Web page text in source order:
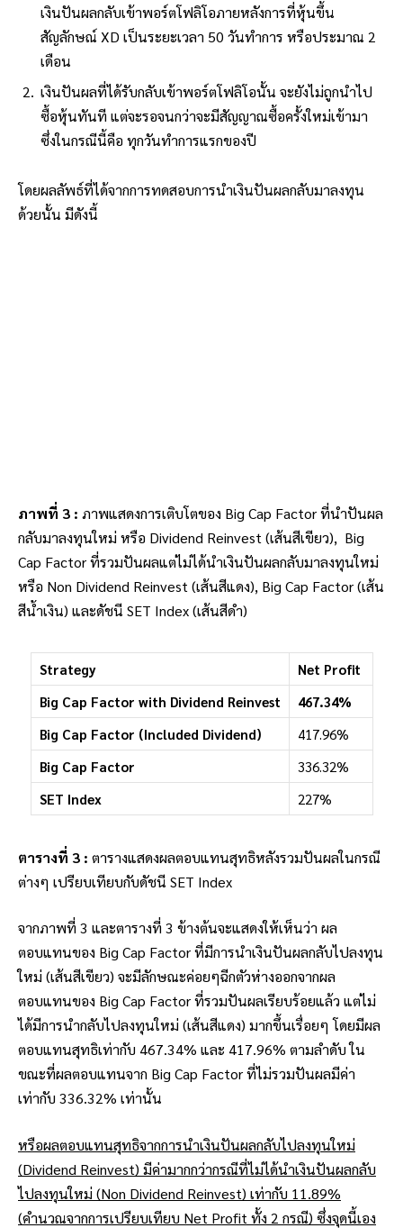
เงินปันผลกลับเข้าพอร์ตโฟลิโอภายหลังการที่หุ้นขึ้น
สัญลักษณ์ XD เป็นระยะเวลา 50 วันทำการ หรือประมาณ 2
เดือน
เงินปันผลที่ได้รับกลับเข้าพอร์ตโฟลิโอนั้น จะยังไม่ถูกนำไป
ซื้อหุ้นทันที แต่จะรอจนกว่าจะมีสัญญาณซื้อครั้งใหม่เข้ามา
ซึ่งในกรณีนี้คือ ทุกวันทำการแรกของปี
โดยผลลัพธ์ที่ได้จากการทดสอบการนำเงินปันผลกลับมาลงทุน
ด้วยนั้น มีดังนี้
ภาพที่ 3 : ภาพแสดงการเติบโตของ Big Cap Factor ที่นำปันผล
กลับมาลงทุนใหม่ หรือ Dividend Reinvest (เส้นสีเขียว), Big
Cap Factor ที่รวมปันผลแต่ไม่ได้นำเงินปันผลกลับมาลงทุนใหม่
หรือ Non Dividend Reinvest (เส้นสีแดง), Big Cap Factor (เส้น
สีน้ำเงิน) และดัชนี SET Index (เส้นสีดำ)
Strategy
Net Profit
Big Cap Factor with Dividend Reinvest
467.34%
Big Cap Factor (Included Dividend)
417.96%
Big Cap Factor
336.32%
SET Index
227%
ตารางที่ 3 : ตารางแสดงผลตอบแทนสุทธิหลังรวมปันผลในกรณี
ต่างๆ เปรียบเทียบกับดัชนี SET Index
จากภาพที่ 3 และตารางที่ 3 ข้างต้นจะแสดงให้เห็นว่า ผล
ตอบแทนของ Big Cap Factor ที่มีการนำเงินปันผลกลับไปลงทุน
ใหม่ (เส้นสีเขียว) จะมีลักษณะค่อยๆฉีกตัวห่างออกจากผล
ตอบแทนของ Big Cap Factor ที่รวมปันผลเรียบร้อยแล้ว แต่ไม่
ได้มีการนำกลับไปลงทุนใหม่ (เส้นสีแดง) มากขึ้นเรื่อยๆ โดยมีผล
ตอบแทนสุทธิเท่ากับ 467.34% และ 417.96% ตามลำดับ ใน
ขณะที่ผลตอบแทนจาก Big Cap Factor ที่ไม่รวมปันผลมีค่า
เท่ากับ 336.32% เท่านั้น
หรือผลตอบแทนสุทธิจากการนำเงินปันผลกลับไปลงทุนใหม่
(Dividend Reinvest) มีค่ามากกว่ากรณีที่ไม่ได้นำเงินปันผลกลับ
ไปลงทุนใหม่ (Non Dividend Reinvest) เท่ากับ 11.89%
(คำนวณจากการเปรียบเทียบ Net Profit ทั้ง 2 กรณี) ซึ่งจุดนี้เอง